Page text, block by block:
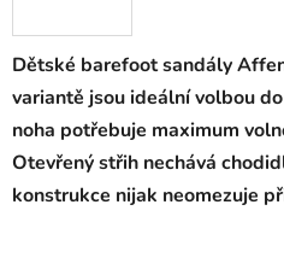
Dětské barefoot sandály
variantě jsou ideální volbou
noha potřebuje maximum
Otevřený střih nechává
konstrukce nijak neomezuje